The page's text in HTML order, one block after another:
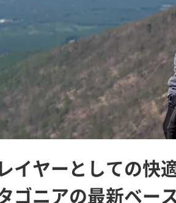
イヤーとしての快
ゴニアの最新ベー